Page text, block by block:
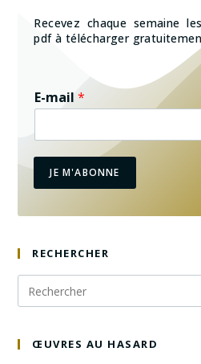
Recevez chaque semaine
pdf à télécharger
E-mail*
JE M'ABONNE
RECHERCHER
ŒUVRES AU HASARD